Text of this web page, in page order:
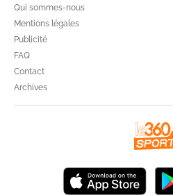
Qui sommes-nous
Mentions légales
Publicité
FAQ
Contact
Archives